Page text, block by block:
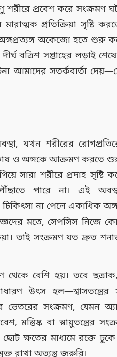
প্রবেশ করে সংক্রমণ
প্রতিক্রিয়া সৃষ্টি
অকেজো হতে শুরু
বত্রিশ সপ্তাহের লড়াই
আমাদের সতর্কবার্তা
যখন শরীরের
ও অঙ্গকে আক্রমণ করতে
সারা শরীরে প্রদাহ সৃষ্টি
পারে না। এই
না পেলে একাধিক
মতে, সেপসিস নিজে
তাই সংক্রমণ যত দ্রুত
থেকে বেশি হয়। তবে
উৎস হল—শ্বাসতন্ত্রের
ভেতরের সংক্রমণ, যেমন
মস্তিষ্ক বা স্নায়ুতন্ত্রের
ক্ষতের মাধ্যমে রক্তে ঢুকে
রাখা অত্যন্ত জরুরি।